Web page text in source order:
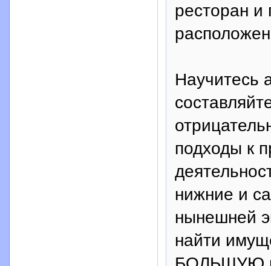
ресторан
Научитесь
подходы к
нижние и
нынешней
найти